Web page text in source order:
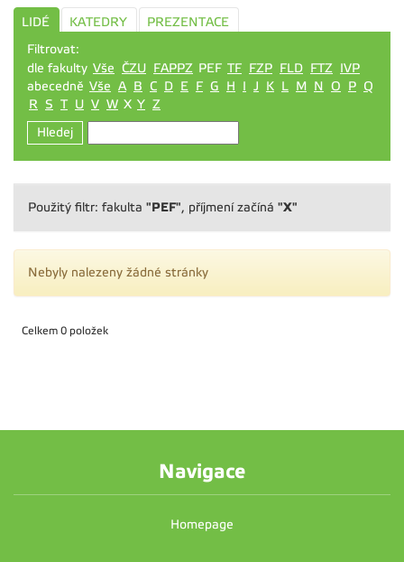
LIDÉ KATEDRY
PREZENTACE
Filtrovat:
dle fakulty Vše ČZU FAPPZ PEF TF FZP FLD FTZ IVP
abecedně Vše A B C D E F G H I J K L M N O P Q
R S T U V W X Y Z
Hledej
Použitý filtr: fakulta "PEF", příjmení začíná "X"
Nebyly nalezeny žádné stránky
Celkem 0 položek
Navigace
Homepage